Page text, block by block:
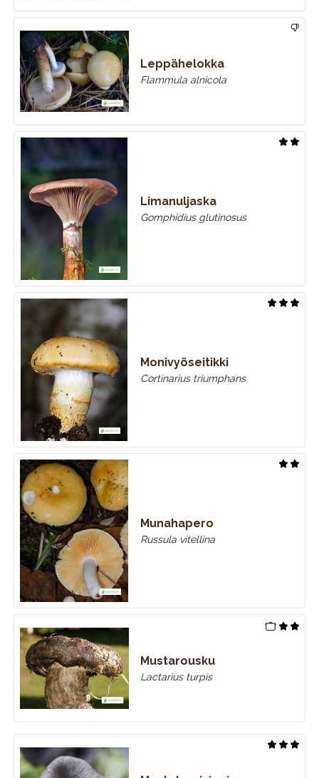
Leppähelokka
Flammula alnicola
Limanuljaska
Gomphidius glutinosus
Monivyöseitikki
Cortinarius triumphans
Munahapero
Russula vitellina
Mustarousku
Lactarius turpis